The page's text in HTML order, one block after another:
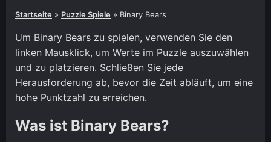
Startseite » Puzzle Spiele » Binary Bears
Um Binary Bears zu spielen, verwenden Sie den
linken Mausklick, um Werte im Puzzle auszuwählen
und zu platzieren. Schließen Sie jede
Herausforderung ab, bevor die Zeit abläuft, um eine
hohe Punktzahl zu erreichen.
Was ist Binary Bears?